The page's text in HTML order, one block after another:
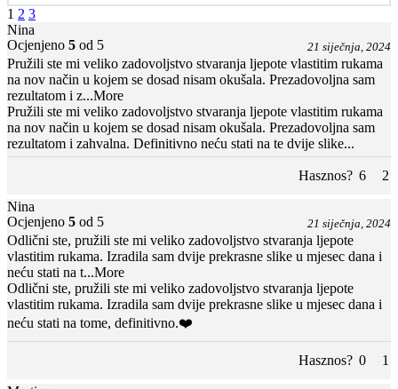
1 2 3
Nina
Ocjenjeno 5 od 5 21 siječnja, 2024
Pružili ste mi veliko zadovoljstvo stvaranja ljepote vlastitim rukama
na nov način u kojem se dosad nisam okušala. Prezadovoljna sam
rezultatom i z...More
Pružili ste mi veliko zadovoljstvo stvaranja ljepote vlastitim rukama
na nov način u kojem se dosad nisam okušala. Prezadovoljna sam
rezultatom i zahvalna. Definitivno neću stati na te dvije slike...
Hasznos? 6 2
Nina
Ocjenjeno 5 od 5 21 siječnja, 2024
Odlični ste, pružili ste mi veliko zadovoljstvo stvaranja ljepote
vlastitim rukama. Izradila sam dvije prekrasne slike u mjesec dana i
neću stati na t...More
Odlični ste, pružili ste mi veliko zadovoljstvo stvaranja ljepote
vlastitim rukama. Izradila sam dvije prekrasne slike u mjesec dana i
neću stati na tome, definitivno.❤️
Hasznos? 0 1